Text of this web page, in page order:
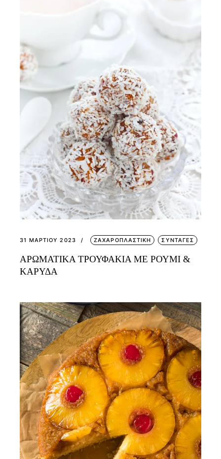
31 ΜΑΡΤΊΟΥ 2023 ΖΑΧΑΡΟΠΛΑΣΤΙΚΗ ΣΥΝΤΑΓΕΣ
ΑΡΩΜΑΤΙΚΑ ΤΡΟΥΦΑΚΙΑ ΜΕ ΡΟΥΜΙ &
ΚΑΡΥΔΑ